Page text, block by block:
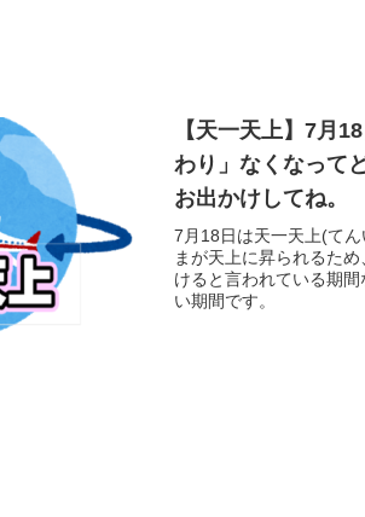
【天一天上】7月
わり」なくなって
お出かけしてね。
7月18日は天一天上(て
まが天上に昇られるた
けると言われている期
い期間です。